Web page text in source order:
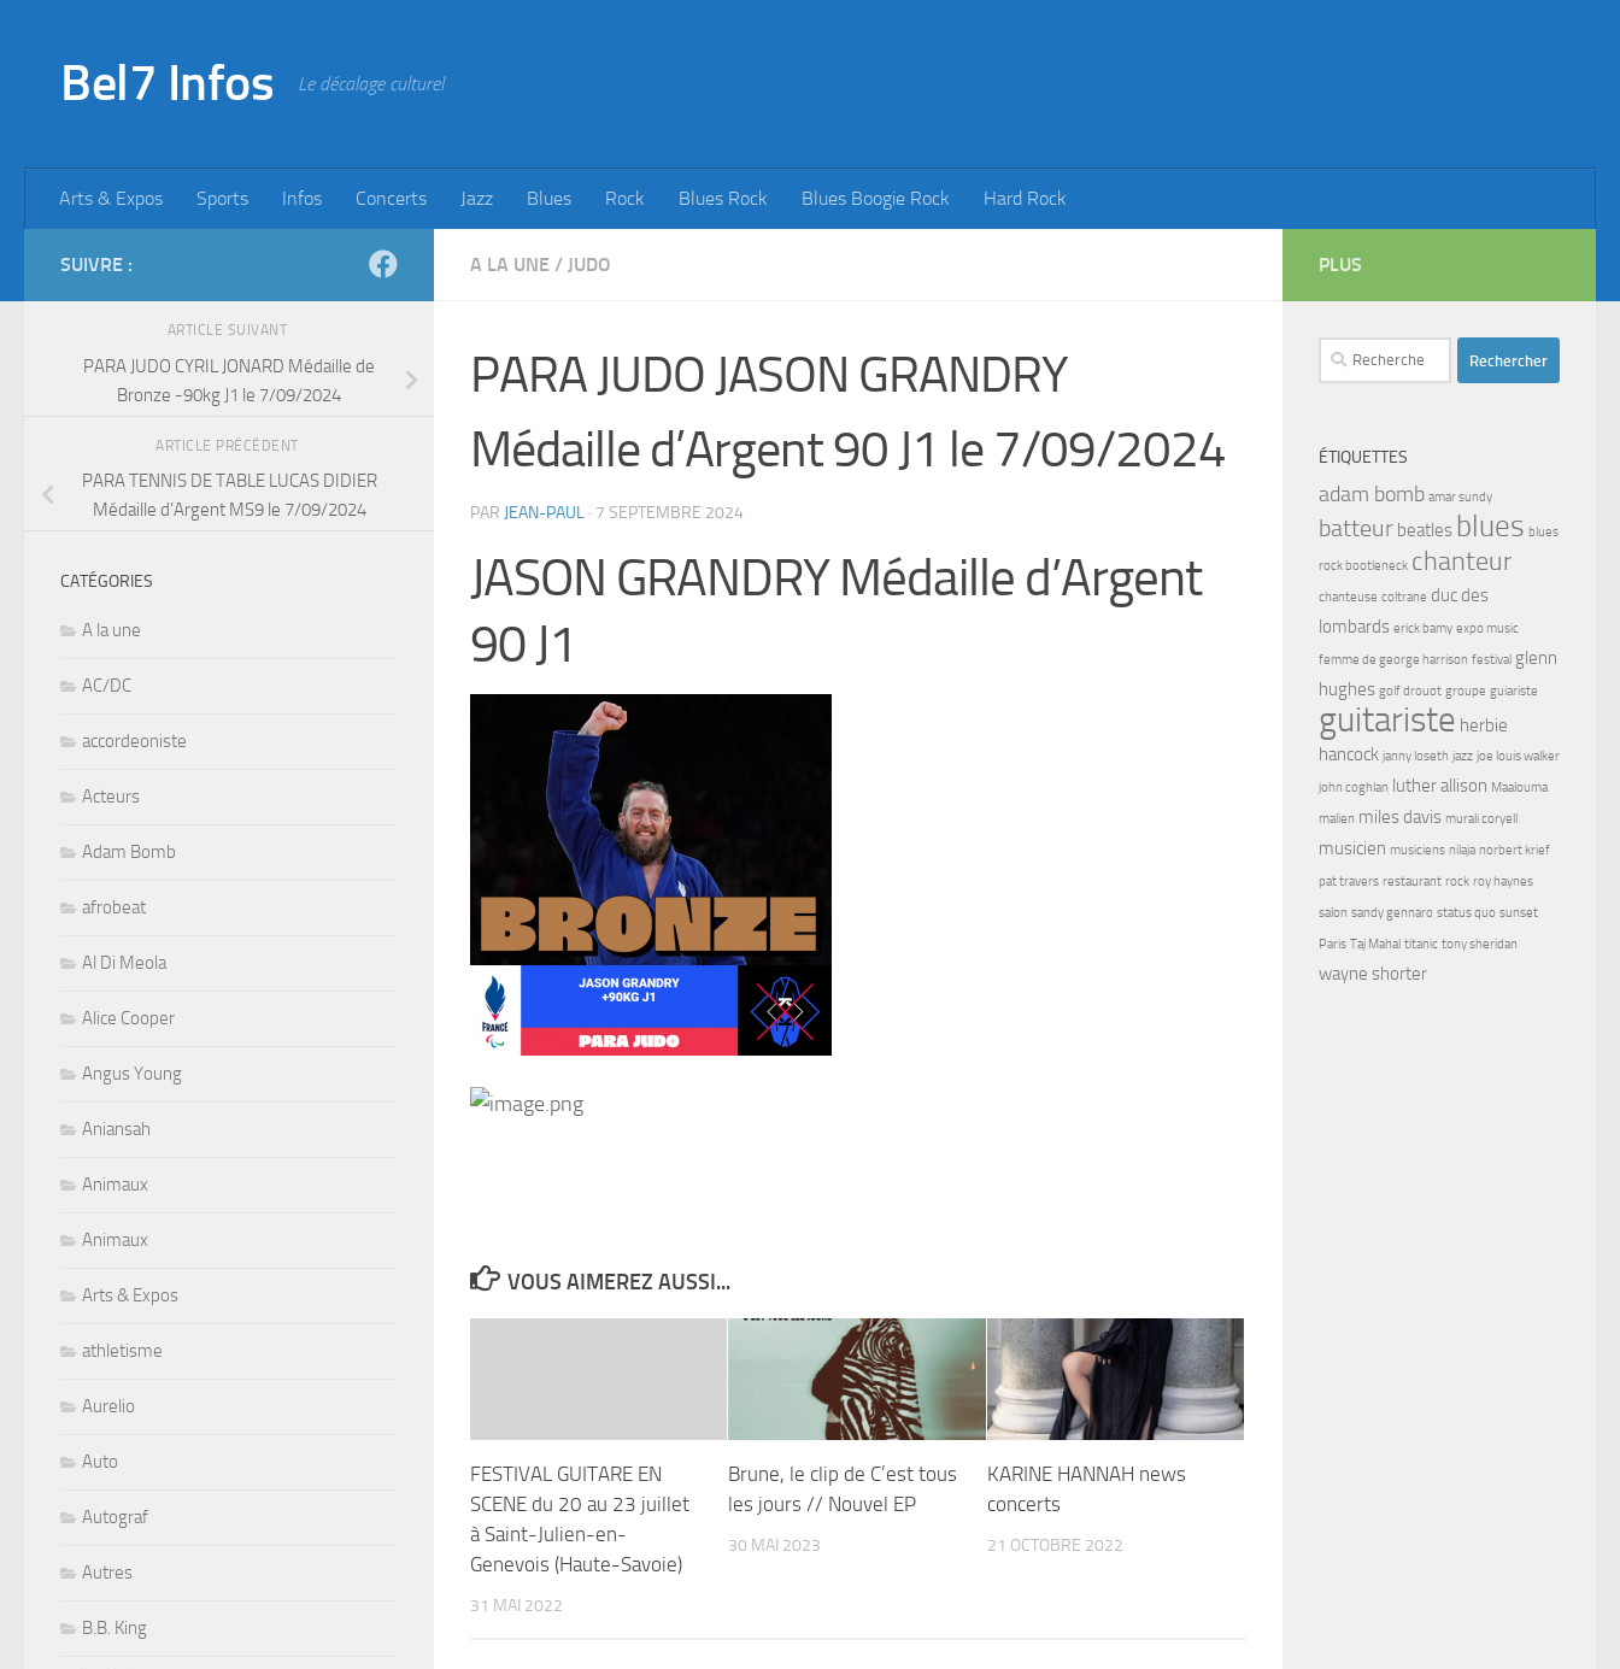
Bel7 Infos Le décalage culturel
Arts & Expos Sports Infos Concerts Jazz Blues Rock Blues Rock Blues Boogie Rock Hard Rock
A LA UNE / JUDO
PARA JUDO JASON GRANDRY
Médaille d’Argent 90 J1 le 7/09/2024
PAR JEAN-PAUL · 7 SEPTEMBRE 2024
JASON GRANDRY Médaille d’Argent
90 J1
VOUS AIMEREZ AUSSI...
FESTIVAL GUITARE EN
SCENE du 20 au 23 juillet
à Saint-Julien-en-
Genevois (Haute-Savoie)
31 MAI 2022
Brune, le clip de C’est tous
les jours // Nouvel EP
30 MAI 2023
KARINE HANNAH news
concerts
21 OCTOBRE 2022
SUIVRE :
ARTICLE SUIVANT
PARA JUDO CYRIL JONARD Médaille de
Bronze -90kg J1 le 7/09/2024
ARTICLE PRÉCÉDENT
PARA TENNIS DE TABLE LUCAS DIDIER
Médaille d’Argent MS9 le 7/09/2024
CATÉGORIES
A la une
AC/DC
accordeoniste
Acteurs
Adam Bomb
afrobeat
Al Di Meola
Alice Cooper
Angus Young
Aniansah
Animaux
Animaux
Arts & Expos
athletisme
Aurelio
Auto
Autograf
Autres
B.B. King
PLUS
Rechercher :
ÉTIQUETTES
adam bomb amar sundy
batteur beatles blues blues
rock bootleneck chanteur
chanteuse coltrane duc des
lombards erick bamy expo music
femme de george harrison festival glenn
hughes golf drouot groupe guiariste
guitariste herbie
hancock janny loseth jazz joe louis walker
john coghlan luther allison Maalouma
malien miles davis murali coryell
musicien musiciens nilaja norbert krief
pat travers restaurant rock roy haynes
salon sandy gennaro status quo sunset
Paris Taj Mahal titanic tony sheridan
wayne shorter